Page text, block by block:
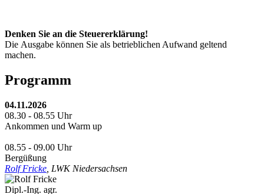
Denken Sie an die Steuererklärung!
Die Ausgabe können Sie als betrieblichen Aufwand geltend
machen.
Programm
04.11.2026
08.30 - 08.55 Uhr
Ankommen und Warm up
08.55 - 09.00 Uhr
Bergüßung
Rolf Fricke , LWK Niedersachsen
Dipl.-Ing. agr.